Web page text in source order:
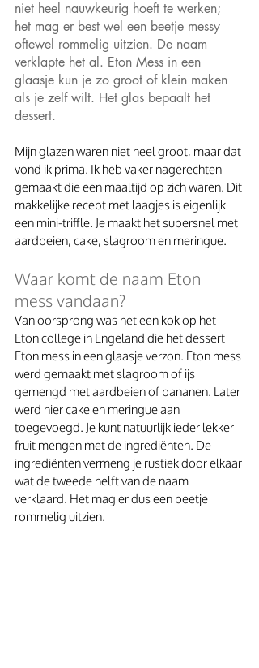
niet heel nauwkeurig hoeft te werken;
het mag er best wel een beetje messy
oftewel rommelig uitzien. De naam
verklapte het al. Eton Mess in een
glaasje kun je zo groot of klein maken
als je zelf wilt. Het glas bepaalt het
dessert.
Mijn glazen waren niet heel groot, maar dat
vond ik prima. Ik heb vaker nagerechten
gemaakt die een maaltijd op zich waren. Dit
makkelijke recept met laagjes is eigenlijk
een mini-triffle. Je maakt het supersnel met
aardbeien, cake, slagroom en meringue.
Waar komt de naam Eton
mess vandaan?
Van oorsprong was het een kok op het
Eton college in Engeland die het dessert
Eton mess in een glaasje verzon. Eton mess
werd gemaakt met slagroom of ijs
gemengd met aardbeien of bananen. Later
werd hier cake en meringue aan
toegevoegd. Je kunt natuurlijk ieder lekker
fruit mengen met de ingrediënten. De
ingrediënten vermeng je rustiek door elkaar
wat de tweede helft van de naam
verklaard. Het mag er dus een beetje
rommelig uitzien.